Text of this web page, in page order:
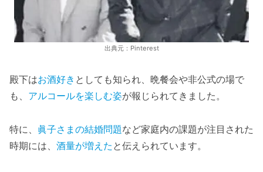
出典元：Pinterest
殿下はお酒好き としても知られ、晩餐会や非公式の場で
も、 アルコールを楽しむ姿が報じられてきました。
特に、 眞子さまの結婚問題など家庭内の課題が注目された
時期には、 酒量が増えた と伝えられています。